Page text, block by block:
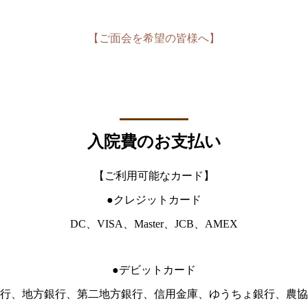
【ご面会を希望の皆様へ】
入院費のお支払い
【ご利用可能なカード】
●クレジットカード
DC、VISA、Master、JCB、AMEX
●デビットカード
、地方銀行、第二地方銀行、信用金庫、ゆうちょ銀行、農